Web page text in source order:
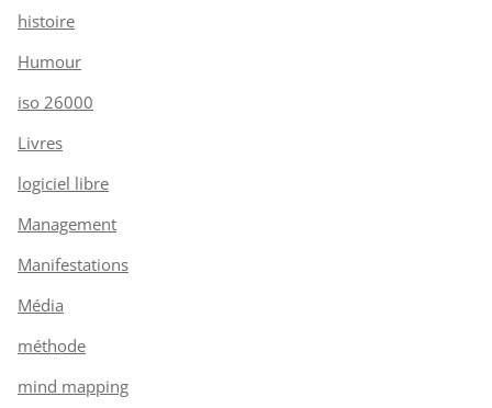
histoire
Humour
iso 26000
Livres
logiciel libre
Management
Manifestations
Média
méthode
mind mapping